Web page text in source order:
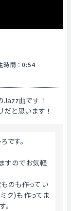
時間 ： 0:54
Jazz曲です！
と思います！
です。
すのでお気軽
のも作ってい
ク)も作ってま
。